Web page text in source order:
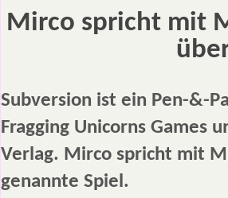
Mirco spricht mit
Subversion ist ein Pen-&-
Fragging Unicorns Games
Verlag. Mirco spricht mit
genannte Spiel.